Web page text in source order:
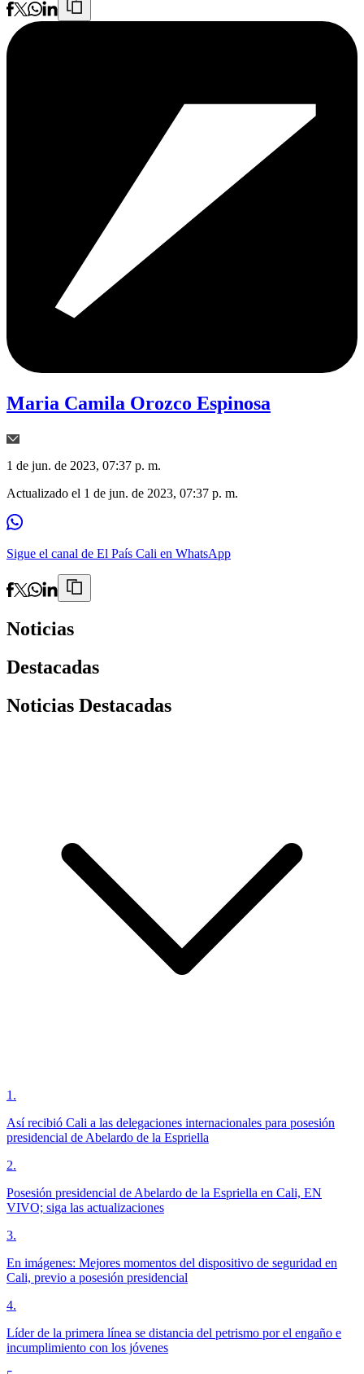
Maria Camila Orozco Espinosa
1 de jun. de 2023, 07:37 p. m.
Actualizado el 1 de jun. de 2023, 07:37 p. m.
Sigue el canal de El País Cali en WhatsApp
Noticias
Destacadas
Noticias Destacadas
1 .
Así recibió Cali a las delegaciones internacionales para posesión
presidencial de Abelardo de la Espriella
2.
Posesión presidencial de Abelardo de la Espriella en Cali, EN
VIVO; siga las actualizaciones
3.
En imágenes: Mejores momentos del dispositivo de seguridad en
Cali, previo a posesión presidencial
4.
Líder de la primera línea se distancia del petrismo por el engaño e
incumplimiento con los jóvenes